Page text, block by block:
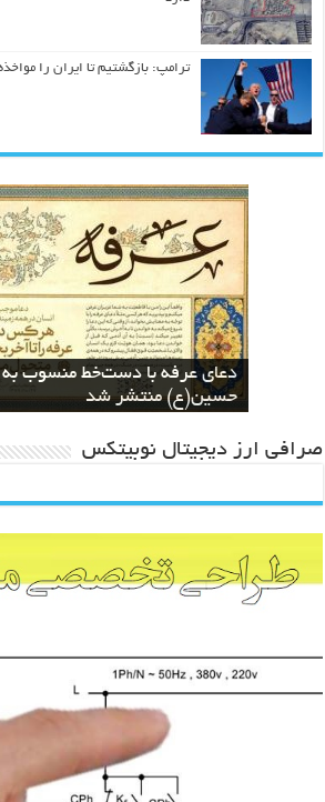
ترامپ: بازگشتیم تا ایران را
Reinterpretation of the
“Allah”: From Calligraphy
to Architecture
نسخه های بازآفرینی قرآن
اطهار در کتابخانه دیجیتال
رضوی بارگزاری شد
کسب عنوان دوم جشنواره
ایران توسط حمید رابعی
دعای عرفه با دست‌خط منسوب به
حسین(ع) منتشر شد
کسب مقام دوم بخش هنرهای
نخستین جشنواره معلمان
توسط حمید رابعی
صرافی ارز دیجیتال نوبیتکس